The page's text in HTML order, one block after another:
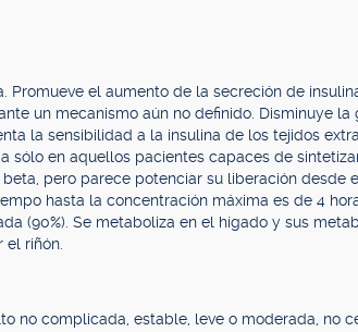
Promueve el aumento de la secreción de
un mecanismo aún no definido. Disminuye
la sensibilidad a la insulina de los tejidos
sólo en aquellos pacientes capaces de
pero parece potenciar su liberación desde
hasta la concentración máxima es de 4
(90%). Se metaboliza en el hígado y sus
el riñón.
no complicada, estable, leve o moderada, no